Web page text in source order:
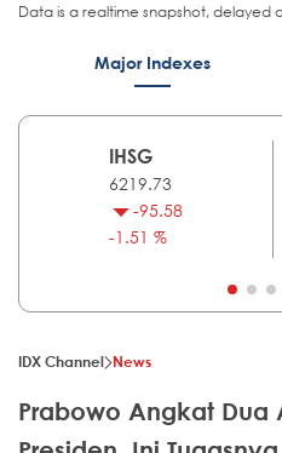
Data is a realtime snapshot, delayed
Major Indexes
IHSG
6219.73
-95.58
-1.51 %
IDX Channel News
Prabowo Angkat Dua